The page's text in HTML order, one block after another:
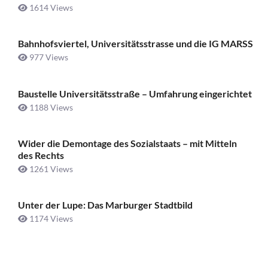
1614 Views
Bahnhofsviertel, Universitätsstrasse und die IG MARSS
977 Views
Baustelle Universitätsstraße ­– Umfahrung eingerichtet
1188 Views
Wider die Demontage des Sozialstaats – mit Mitteln
des Rechts
1261 Views
Unter der Lupe: Das Marburger Stadtbild
1174 Views